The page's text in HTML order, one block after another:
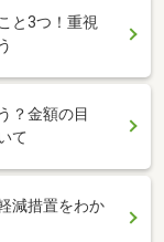
と3つ！重視
？金額の目
て
減措置をわか